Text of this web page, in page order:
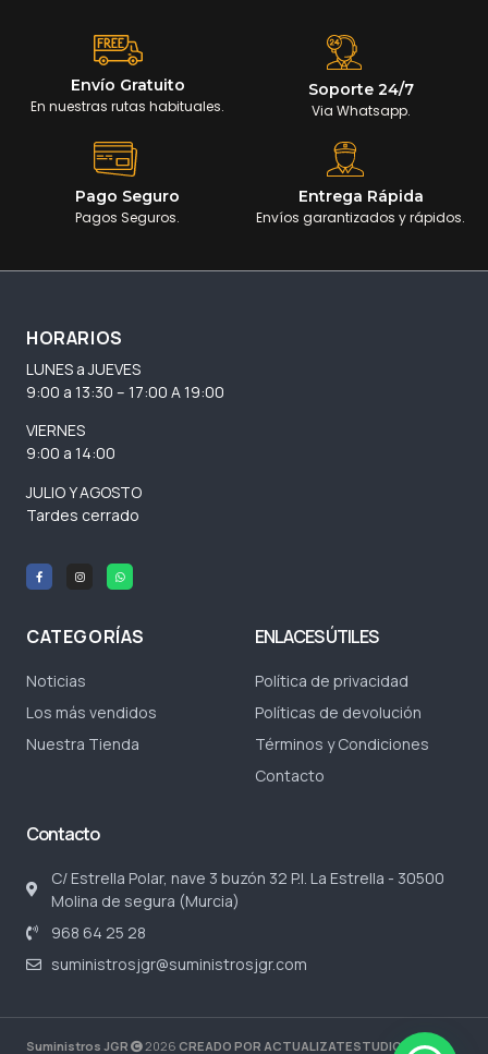
Envío Gratuito
En nuestras rutas habituales.
Soporte 24/7
Via Whatsapp.
Pago Seguro
Pagos Seguros.
Entrega Rápida
Envíos garantizados y rápidos.
HORARIOS
LUNES a JUEVES
9:00 a 13:30 – 17:00 A 19:00
VIERNES
9:00 a 14:00
JULIO Y AGOSTO
Tardes cerrado
CATEGORÍAS
Noticias
Los más vendidos
Nuestra Tienda
ENLACES ÚTILES
Política de privacidad
Políticas de devolución
Términos y Condiciones
Contacto
Contacto
C/ Estrella Polar, nave 3 buzón 32 P.I. La Estrella - 30500
Molina de segura (Murcia)
968 64 25 28
suministrosjgr@suministrosjgr.com
Suministros JGR 2026 CREADO POR ACTUALIZATESTUDIO